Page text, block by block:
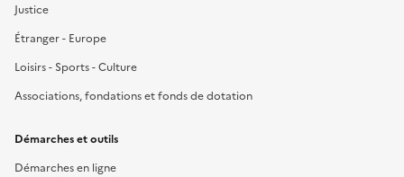
Justice
Étranger - Europe
Loisirs - Sports - Culture
Associations, fondations et fonds de dotation
Démarches et outils
Démarches en ligne